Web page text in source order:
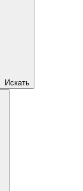
Искать